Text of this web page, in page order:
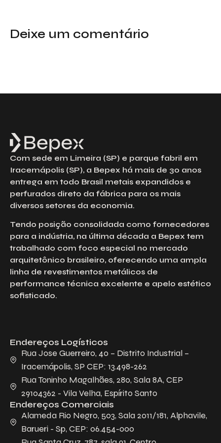
Deixe um comentário
Com sede em Limeira (SP) e parque fabril em
Iracemápolis (SP), a Bepex há mais de 30 anos
entrega em todo Brasil metais expandidos e
perfurados direto da fábrica para os mais
diversos setores da economia.
Tendo posição consolidada como fornecedores
para a indústria, na última década a Bepex tem
trabalhado com foco especial no mercado
arquitetônico brasileiro, oferecendo uma ampla
linha de revestimentos metálicos de
performance técnica excelente e apelo estético
sofisticado.
Endereços Logísticos
Rua Jose Guerreiro, 40 – Distrito Industrial –
Iracemápolis, SP CEP: 13.498-262
Rua Toninho Magalhães, 280, Sala 8A, CEP
29104362 - Vila Velha, Espírito Santo
Endereços Comerciais
Alameda Rio Negro, 503, Sala 2011/181, Alphavile,
Barueri - Sp, CEP: 06.454-000